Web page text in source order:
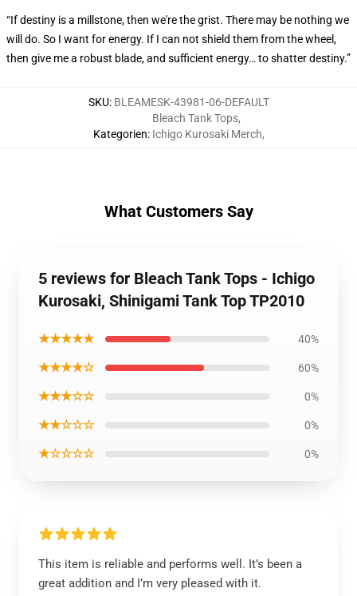
“If destiny is a millstone, then we're the grist. There may be nothing we
will do. So I want for energy. If I can not shield them from the wheel,
then give me a robust blade, and sufficient energy… to shatter destiny.”
SKU: BLEAMESK-43981-06-DEFAULT
Kategorien:
Bleach Tank Tops,
Ichigo Kurosaki Merch,
What Customers Say
5 reviews for Bleach Tank Tops - Ichigo
Kurosaki, Shinigami Tank Top TP2010
★★★★★ 40%
★★★★☆ 60%
★★★☆☆ 0%
★★☆☆☆ 0%
★☆☆☆☆ 0%
This item is reliable and performs well. It’s been a
great addition and I’m very pleased with it.